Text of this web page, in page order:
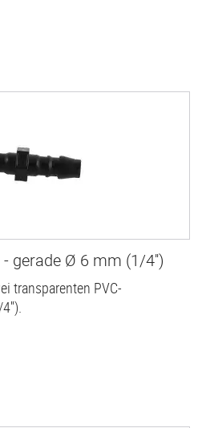
gerade Ø 6 mm (1/4'')
transparenten PVC-